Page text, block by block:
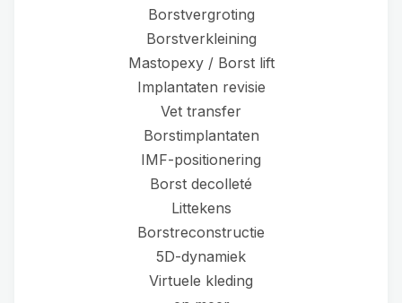
Borstvergroting
Borstverkleining
Mastopexy / Borst lift
Implantaten revisie
Vet transfer
Borstimplantaten
IMF-positionering
Borst decolleté
Littekens
Borstreconstructie
5D-dynamiek
Virtuele kleding